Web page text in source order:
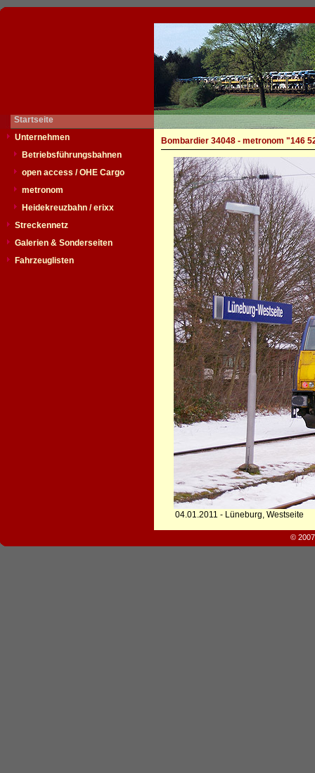
Startseite
Unternehmen
Betriebsführungsbahnen
open access / OHE Cargo
metronom
Heidekreuzbahn / erixx
Streckennetz
Galerien & Sonderseiten
Fahrzeuglisten
Bombardier 34048 - metronom "146
04.01.2011 - Lüneburg, Westseite
©